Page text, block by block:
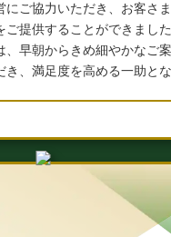
にご協力いただき、お客さ
ご提供することができまし
、早朝からきめ細やかなご
き、満足度を高める一助とな